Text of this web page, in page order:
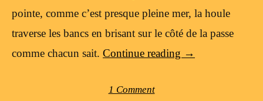
pointe, comme c’est presque pleine mer, la houle
traverse les bancs en brisant sur le côté de la passe
comme chacun sait. Continue reading →
1 Comment